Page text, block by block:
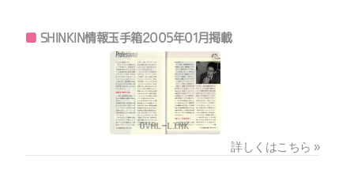
SHINKIN情報玉手箱2005年01月掲載
詳しくはこちら »